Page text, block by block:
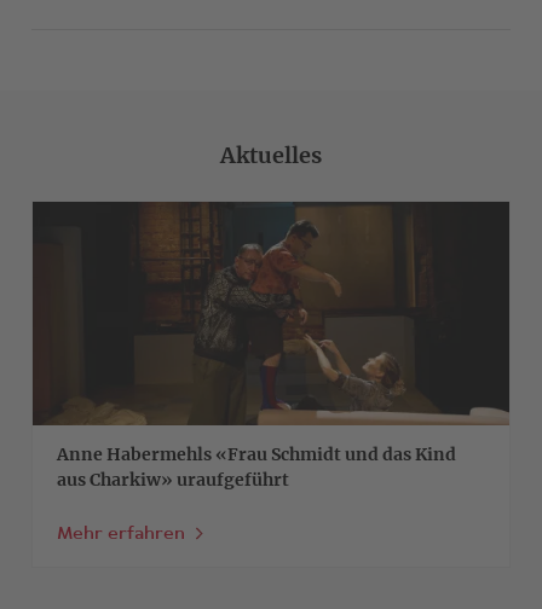
Aktuelles
Anne Habermehls «Frau Schmidt und das Kind
aus Charkiw» uraufgeführt
Mehr erfahren